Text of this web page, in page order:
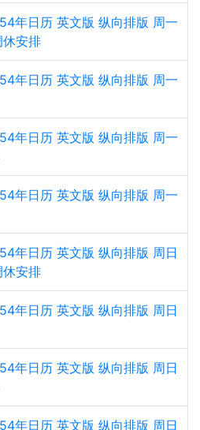
年日历 英文版 纵向排版 周一
安排
年日历 英文版 纵向排版 周一
年日历 英文版 纵向排版 周一
年日历 英文版 纵向排版 周一
年日历 英文版 纵向排版 周日
安排
年日历 英文版 纵向排版 周日
年日历 英文版 纵向排版 周日
年日历 英文版 纵向排版 周日